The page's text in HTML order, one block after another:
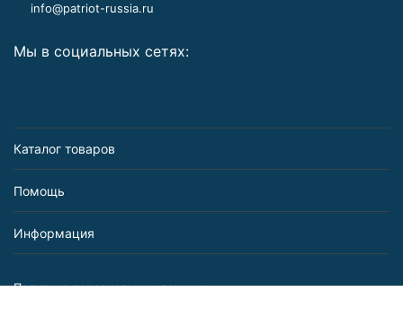
info@patriot-russia.ru
Мы в социальных сетях:
Каталог товаров
Помощь
Информация
Политика персональных данных